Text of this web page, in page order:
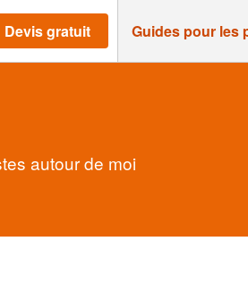
Devis gratuit Guides pour les
autour de moi